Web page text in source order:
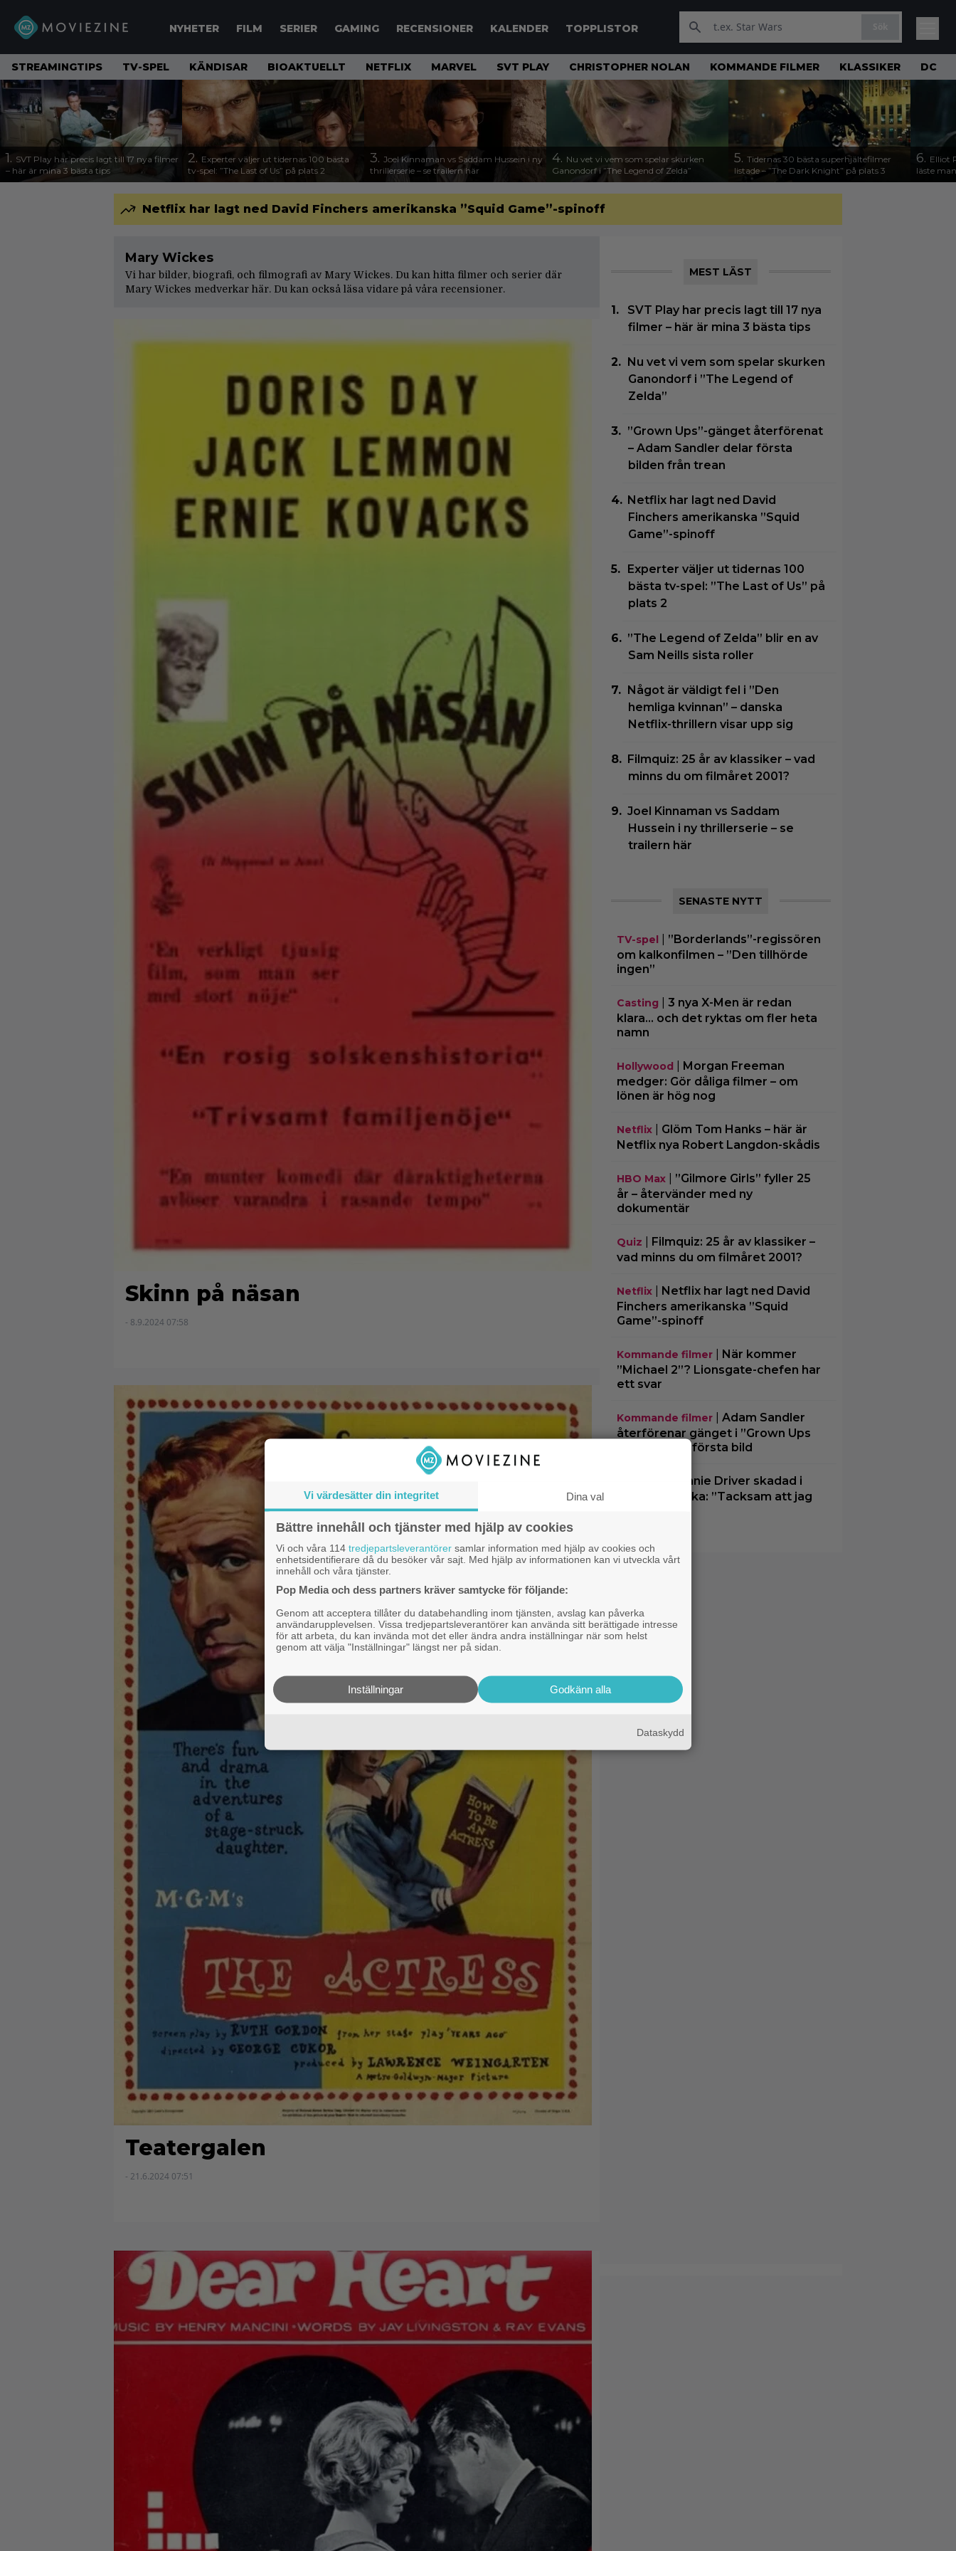
NYHETER FILM SERIER GAMING RECENSIONER KALENDER TOPPLISTOR
STREAMINGTIPS TV-SPEL KÄNDISAR BIOAKTUELLT NETFLIX MARVEL SVT PLAY CHRISTOPHER NOLAN KOMMANDE FILMER KLASSIKER DC
1. SVT Play har precis lagt till 17 nya filmer
– här är mina 3 bästa tips
2. Experter väljer ut tidernas 100 bästa
tv-spel: ”The Last of Us” på plats 2
3. Joel Kinnaman vs Saddam Hussein i ny
thrillerserie – se trailern här
4. Nu vet vi vem som spelar skurken
Ganondorf i ”The Legend of Zelda”
5. Tidernas 30 bästa superhjältefilmer
listade – ”The Dark Knight” på plats 3
6. Elliot
läste
Netflix har lagt ned David Finchers amerikanska ”Squid Game”-spinoff
Mary Wickes
Vi har bilder, biografi, och filmografi av Mary Wickes. Du kan hitta filmer och serier där
Mary Wickes medverkar här. Du kan också läsa vidare på våra recensioner.
Skinn på näsan
- 8.9.2024 07:58
Teatergalen
- 21.6.2024 07:51
MEST LÄST
SVT Play har precis lagt till 17 nya
filmer – här är mina 3 bästa tips
Nu vet vi vem som spelar skurken
Ganondorf i ”The Legend of
Zelda”
”Grown Ups”-gänget återförenat
– Adam Sandler delar första
bilden från trean
Netflix har lagt ned David
Finchers amerikanska ”Squid
Game”-spinoff
Experter väljer ut tidernas 100
bästa tv-spel: ”The Last of Us” på
plats 2
”The Legend of Zelda” blir en av
Sam Neills sista roller
Något är väldigt fel i ”Den
hemliga kvinnan” – danska
Netflix-thrillern visar upp sig
Filmquiz: 25 år av klassiker – vad
minns du om filmåret 2001?
Joel Kinnaman vs Saddam
Hussein i ny thrillerserie – se
trailern här
SENASTE NYTT
TV-spel
”Borderlands”-regissören
om kalkonfilmen – ”Den tillhörde
ingen”
Casting
3 nya X-Men är redan
klara… och det ryktas om fler heta
namn
Hollywood
Morgan Freeman
medger: Gör dåliga filmer – om
lönen är hög nog
Netflix| Glöm Tom Hanks – här är
Netflix nya Robert Langdon-skådis
HBO Max| ”Gilmore Girls” fyller 25
år – återvänder med ny
dokumentär
Quiz
Filmquiz: 25 år av klassiker –
vad minns du om filmåret 2001?
Netflix| Netflix har lagt ned David
Finchers amerikanska ”Squid
Game”-spinoff
Kommande filmer| När kommer
”Michael 2”? Lionsgate-chefen har
ett svar
Kommande filmer| Adam Sandler
återförenar gänget i ”Grown Ups
3” – delar en första bild
Minnie Driver skadad i
otäck bilolycka: ”Tacksam att jag
Vi värdesätter din integritet Dina val
Bättre innehåll och tjänster med hjälp av cookies
Vi och våra 114 tredjepartsleverantörer samlar information med hjälp av cookies och
enhetsidentifierare då du besöker vår sajt. Med hjälp av informationen kan vi utveckla vårt
innehåll och våra tjänster.
Pop Media och dess partners kräver samtycke för följande:
Genom att acceptera tillåter du databehandling inom tjänsten, avslag kan påverka
användarupplevelsen. Vissa tredjepartsleverantörer kan använda sitt berättigade intresse
för att arbeta, du kan invända mot det eller ändra andra inställningar när som helst
genom att välja "Inställningar" längst ner på sidan.
Godkänn alla
Inställningar
Dataskydd